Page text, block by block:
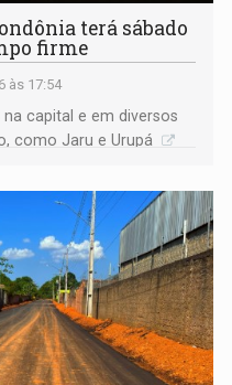
terá sábado
firme
às 17:54
capital e em diversos
como Jaru e Urupá